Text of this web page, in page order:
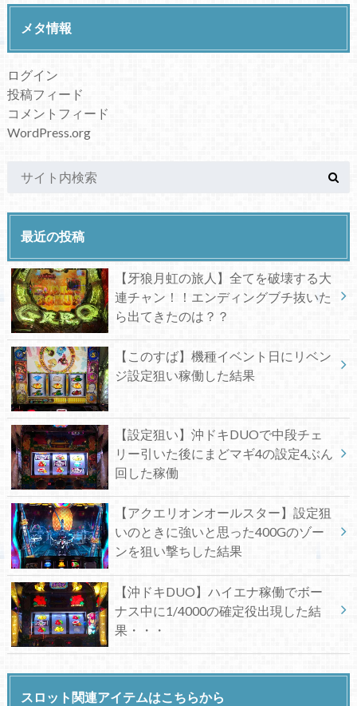
メタ情報
ログイン
投稿フィード
コメントフィード
WordPress.org
最近の投稿
【牙狼月虹の旅人】全てを破壊する大
連チャン！！エンディングブチ抜いた
ら出てきたのは？？
【このすば】機種イベント日にリベン
ジ設定狙い稼働した結果
【設定狙い】沖ドキDUOで中段チェ
リー引いた後にまどマギ4の設定4ぶん
回した稼働
【アクエリオンオールスター】設定狙
いのときに強いと思った400Gのゾー
ンを狙い撃ちした結果
【沖ドキDUO】ハイエナ稼働でボー
ナス中に1/4000の確定役出現した結
果・・・
スロット関連アイテムはこちらから